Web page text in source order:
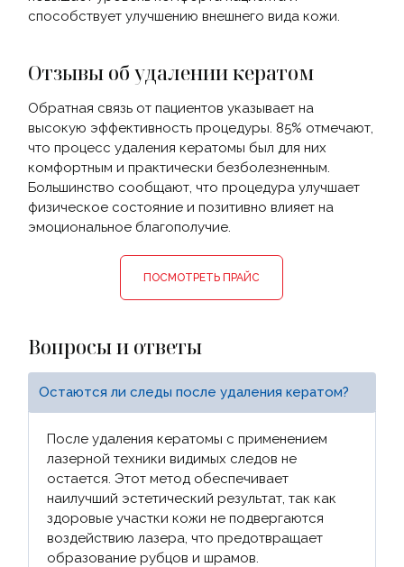
способствует улучшению внешнего вида кожи.
Отзывы об удалении кератом
Обратная связь от пациентов указывает на
высокую эффективность процедуры. 85% отмечают,
что процесс удаления кератомы был для них
комфортным и практически безболезненным.
Большинство сообщают, что процедура улучшает
физическое состояние и позитивно влияет на
эмоциональное благополучие.
ПОСМОТРЕТЬ ПРАЙС
Вопросы и ответы
Остаются ли следы после удаления кератом?
После удаления кератомы с применением
лазерной техники видимых следов не
остается. Этот метод обеспечивает
наилучший эстетический результат, так как
здоровые участки кожи не подвергаются
воздействию лазера, что предотвращает
образование рубцов и шрамов.